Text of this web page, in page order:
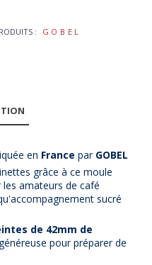
: GOBEL
en Francepar GOBEL
grâce à ce moule
amateurs de café
sucré
de 42mm de
pour préparer de